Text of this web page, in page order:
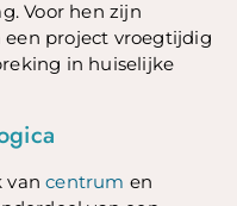
Voor hen zijn
project vroegtijdig
in huiselijke
vancentrum en